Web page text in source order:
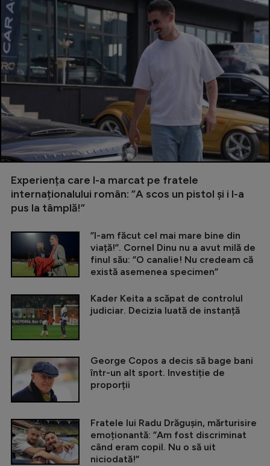
Experiența care l-a marcat pe fratele
internaționalului român: ”A scos un pistol și i l-a
pus la tâmplă!”
”I-am făcut cel mai mare bine din
viață!”. Cornel Dinu nu a avut milă de
finul său: ”O canalie! Nu credeam că
există asemenea specimen”
Kader Keita a scăpat de controlul
judiciar. Decizia luată de instanță
George Copos a decis să bage bani
într-un alt sport. Investiție de
proporții
Fratele lui Radu Drăgușin, mărturisire
emoționantă: ”Am fost discriminat
când eram copil. Nu o să uit
niciodată!”